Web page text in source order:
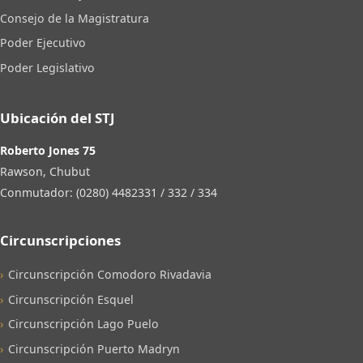
Consejo de la Magistratura
Poder Ejecutivo
Poder Legislativo
Ubicación del STJ
Roberto Jones 75
Rawson, Chubut
Conmutador: (0280) 4482331 / 332 / 334
Circunscripciones
Circunscripción Comodoro Rivadavia
Circunscripción Esquel
Circunscripción Lago Puelo
Circunscripción Puerto Madryn